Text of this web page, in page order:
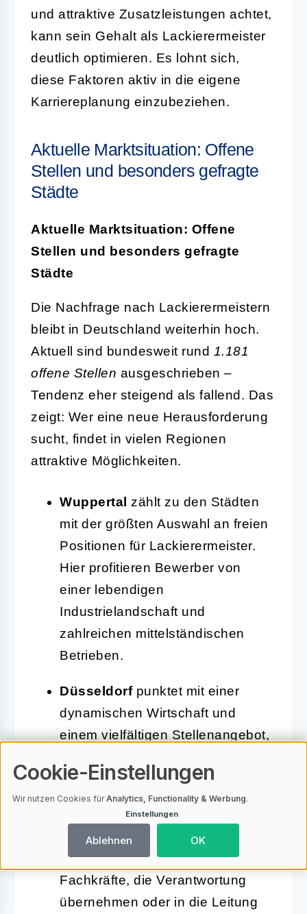
und attraktive Zusatzleistungen achtet,
kann sein Gehalt als Lackierermeister
deutlich optimieren. Es lohnt sich,
diese Faktoren aktiv in die eigene
Karriereplanung einzubeziehen.
Aktuelle Marktsituation: Offene
Stellen und besonders gefragte
Städte
Aktuelle Marktsituation: Offene
Stellen und besonders gefragte
Städte
Die Nachfrage nach Lackierermeistern
bleibt in Deutschland weiterhin hoch.
Aktuell sind bundesweit rund 1.181
offene Stellen ausgeschrieben –
Tendenz eher steigend als fallend. Das
zeigt: Wer eine neue Herausforderung
sucht, findet in vielen Regionen
attraktive Möglichkeiten.
Wuppertal zählt zu den Städten
mit der größten Auswahl an freien
Positionen für Lackierermeister.
Hier profitieren Bewerber von
einer lebendigen
Industrielandschaft und
zahlreichen mittelständischen
Betrieben.
Düsseldorfpunktet mit einer
dynamischen Wirtschaft und
einem vielfältigen Stellenangebot,
Fahrzeuglackierung und
spezialisierte Werkstätten.
Essenbietet ebenfalls zahlreiche
Chancen, vor allem für erfahrene
Fachkräfte, die Verantwortung
übernehmen oder in die Leitung
Cookie-Einstellungen
Wir nutzen Cookies fürAnalytics, Functionality & Werbung.
Einstellungen
Ablehnen OK